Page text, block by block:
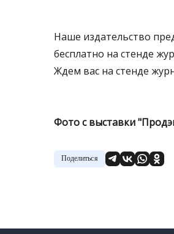
Наше издательство
бесплатно на стенде
Ждем вас на стенде
Фото с выставки
Поделиться